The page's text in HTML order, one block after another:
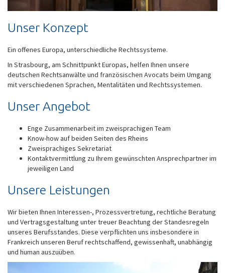
Unser Konzept
Ein offenes Europa, unterschiedliche Rechtssysteme.
In Strasbourg, am Schnittpunkt Europas, helfen Ihnen unsere
deutschen Rechtsanwälte und französischen Avocats beim Umgang
mit verschiedenen Sprachen, Mentalitäten und Rechtssystemen.
Unser Angebot
Enge Zusammenarbeit im zweisprachigen Team
Know-how auf beiden Seiten des Rheins
Zweisprachiges Sekretariat
Kontaktvermittlung zu Ihrem gewünschten Ansprechpartner im
jeweiligen Land
Unsere Leistungen
Wir bieten Ihnen Interessen-, Prozessvertretung, rechtliche Beratung
und Vertragsgestaltung unter treuer Beachtung der Standesregeln
unseres Berufsstandes. Diese verpflichten uns insbesondere in
Frankreich unseren Beruf rechtschaffend, gewissenhaft, unabhängig
und human auszuüben.